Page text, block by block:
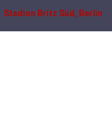
Stadion Britz Süd, Berlin